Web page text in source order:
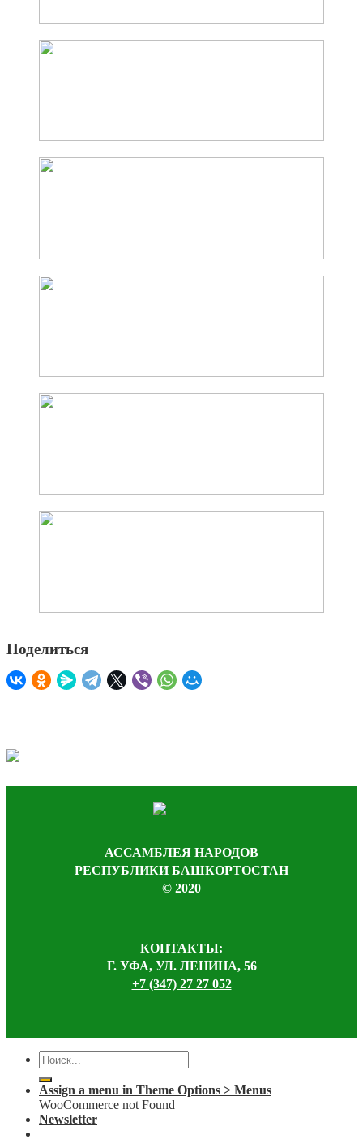
Поделиться
АССАМБЛЕЯ НАРОДОВ
РЕСПУБЛИКИ БАШКОРТОСТАН
© 2020
КОНТАКТЫ:
Г. УФА, УЛ. ЛЕНИНА, 56
+7 (347) 27 27 052
Assign a menu in Theme Options > Menus
WooCommerce not Found
Newsletter